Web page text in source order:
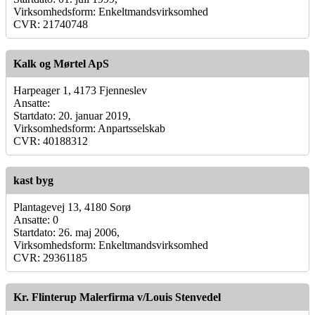
Virksomhedsform: Enkeltmandsvirksomhed
CVR: 21740748
Kalk og Mørtel ApS
Harpeager 1, 4173 Fjenneslev
Ansatte:
Startdato: 20. januar 2019,
Virksomhedsform: Anpartsselskab
CVR: 40188312
kast byg
Plantagevej 13, 4180 Sorø
Ansatte: 0
Startdato: 26. maj 2006,
Virksomhedsform: Enkeltmandsvirksomhed
CVR: 29361185
Kr. Flinterup Malerfirma v/Louis Stenvedel